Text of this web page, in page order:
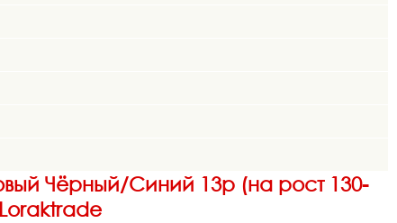
Чёрный/Синий 13р (на рост 130-